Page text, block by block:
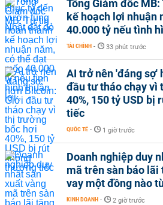
Tổng Giám đốc
kế hoạch lợi nhuận
40.000 tỷ nếu tình
TÀI CHÍNH - 33 phút trước
AI trở nên 'đáng sợ'
đầu tư tháo chạy vì
40%, 150 tỷ USD bị
tiếc
QUỐC TẾ - 1 giờ trước
Doanh nghiệp duy
mã trên sàn báo lãi
vay một đồng nào
KINH DOANH - 2 giờ trước